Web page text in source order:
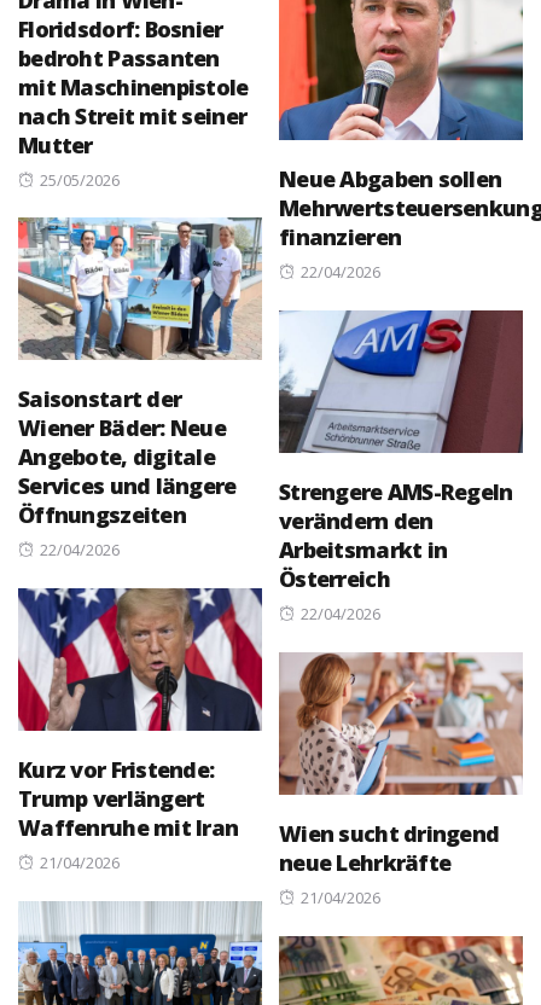
Floridsdorf: Bosnier
bedroht Passanten
mit Maschinenpistole
nach Streit mit seiner
Mutter
Posted
25/05/2026
Neue Abgaben sollen
finanzieren
Posted
22/04/2026
Saisonstart der
Wiener Bäder: Neue
Angebote, digitale
Services und längere
Öffnungszeiten
Posted
22/04/2026
Strengere AMS-Regeln
verändern den
Arbeitsmarkt in
Österreich
Posted
22/04/2026
Kurz vor Fristende:
Trump verlängert
Waffenruhe mit Iran
Posted
21/04/2026
Wien sucht dringend
neue Lehrkräfte
Posted
21/04/2026